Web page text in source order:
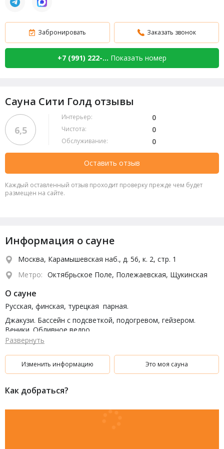
Забронировать Заказать звонок
+7 (991) 222-... Показать номер
Сауна Сити Голд отзывы
6,5
Интерьер: 0
Чистота: 0
Обслуживание: 0
Оставить отзыв
Каждый оставленный отзыв проходит проверку прежде чем будет
размещен на сайте.
Информация о сауне
Москва, Карамышевская наб., д. 56, к. 2, стр. 1
Метро: Октябрьское Поле, Полежаевская, Щукинская
О сауне
Русская, финская, турецкая парная.
Джакузи. Бассейн с подсветкой, подогревом, гейзером.
Веники. Обливное ведро.
Парильщик. Массаж. Банные принадлежности.
Массажное кресло, настольный теннис, камин.
Бильярд, ТВ,караоке, бар, комната отдыха.
Кухня: Русская, европейская, шашлык на мангале.
Парковка.
Развернуть
Изменить информацию Это моя сауна
Как добраться?